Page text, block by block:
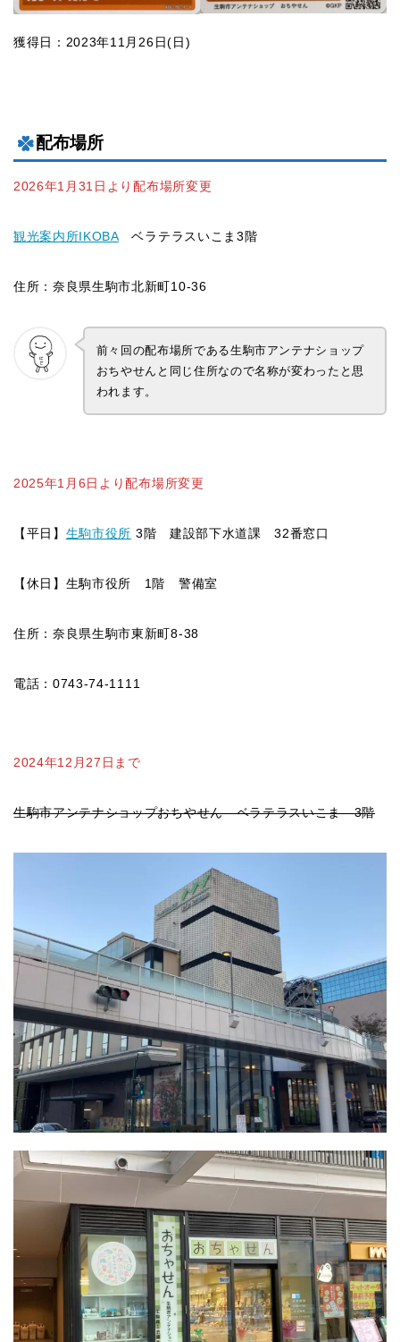
獲得日：2023年11月26日(日)
配布場所
2026年1月31日より配布場所変更
観光案内所IKOBAベラテラスいこま3階
住所：奈良県生駒市北新町10-36
前々回の配布場所である生駒市アンテナショップ
おちやせんと同じ住所なので名称が変わったと思
われます。
2025年1月6日より配布場所変更
【平日】 生駒市役所 3階 建設部下水道課 32番窓口
【休日】生駒市役所 1階 警備室
住所：奈良県生駒市東新町8-38
電話：0743-74-1111
2024年12月27日まで
生駒市アンテナショップおちやせん ベラテラスいこま 3階